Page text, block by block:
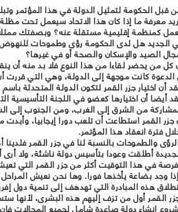
قبل الحكومة لتمثيل الدولة فيهذاالمؤتمر
معرفة ما إذا كان هذا الاتحاد سيعمل تحت
كمنظمة إقليمية مستقلة عنه؟ وبصفتك ممثلا
الجديد هل لدى الحكومة رؤى وطموحات
الصيد والإسكان والصحة أو في غيرها؟
كل من يحضر لقاءا من هذا النوع فلا بد منه أن
كانت موجهة إلى الدولة، وهي التي
أن اختيار جزر القمر لتكون الدولة المتحدثة
أيضا أن اختيارها كعضو في اللجنة
من الشرق إلى الغرب، ومن الجنوب إلى
القمر استطاعت أن تلعب دورا إيجابيا، وأبدت
فترة انعقاد هذا المؤتمر.
والطموحات بالنسبة لنا في جزر القمر
أطلقت وعودا بتأسيس دولة ناشئة، ولا
في هذا التوقيت أكثر من جزر القمر التي
وجد بضاعة يأخذها فورا. وها نحن نعيش
هذه المبادرة التي تهدهف إلى تنمية دول
القمر أول من تزف إليهم هذه البشرى، لأنها
إنشاء دولة صاعدة شامل لجميع المجالات فإن